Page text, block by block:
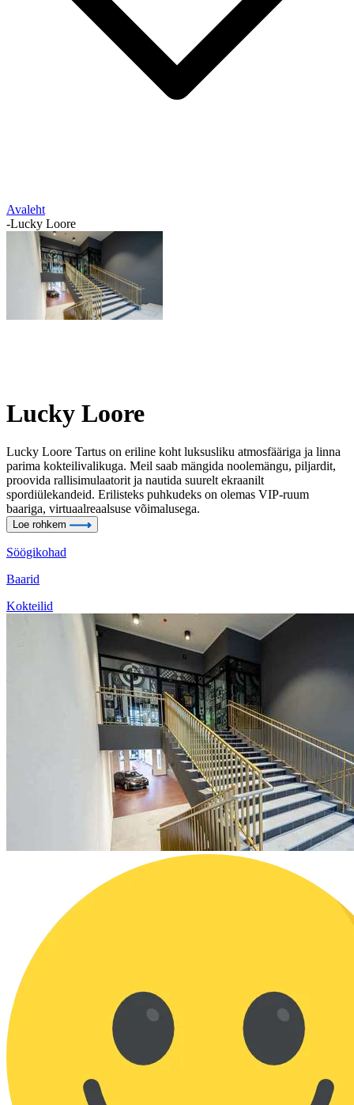
Avaleht
-Lucky Loore
Lucky Loore
Lucky Loore Tartus on eriline koht luksusliku atmosfääriga ja linna
parima kokteilivalikuga. Meil saab mängida noolemängu, piljardit,
proovida rallisimulaatorit ja nautida suurelt ekraanilt
spordiülekandeid. Erilisteks puhkudeks on olemas VIP-ruum
baariga, virtuaalreaalsuse võimalusega.
Loe rohkem
Söögikohad
Baarid
Kokteilid